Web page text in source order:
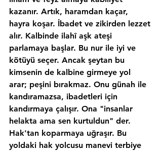
kazanır. Artık, haramdan kaçar,
hayra koşar. İbadet ve zikirden lezzet
alır. Kalbinde ilahî aşk ateşi
parlamaya başlar. Bu nur ile iyi ve
kötüyü seçer. Ancak şeytan bu
kimsenin de kalbine girmeye yol
arar; peşini bırakmaz. Onu günah ile
kandıramazsa, ibadetleri için
kandırmaya çalışır. Ona "insanlar
helakta ama sen kurtuldun" der.
Hak'tan koparmaya uğraşır. Bu
yoldaki hak yolcusu manevi terbiye